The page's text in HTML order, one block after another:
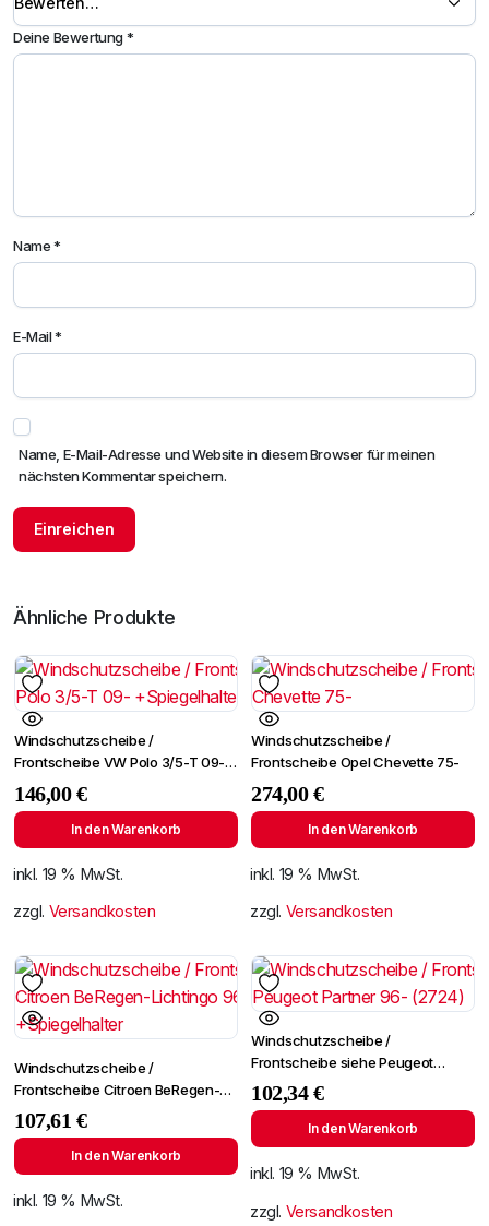
Deine Bewertung*
Name*
E-Mail*
Name, E-Mail-Adresse und Website in diesem Browser für meinen
nächsten Kommentar speichern.
Ähnliche Produkte
Windschutzscheibe /
Frontscheibe VW Polo 3/5-T 09-
+Spiegelhalter
146,00€
In den Warenkorb
inkl. 19 % MwSt.
zzgl. Versandkosten
Windschutzscheibe /
Frontscheibe Opel Chevette 75-
274,00€
In den Warenkorb
inkl. 19 % MwSt.
zzgl. Versandkosten
Windschutzscheibe /
Frontscheibe Citroen BeRegen-
Lichtingo 96- +Spiegelhalter
107,61€
In den Warenkorb
inkl. 19 % MwSt.
Windschutzscheibe /
Frontscheibe siehe Peugeot
Partner 96- (2724)
102,34€
In den Warenkorb
inkl. 19 % MwSt.
zzgl. Versandkosten